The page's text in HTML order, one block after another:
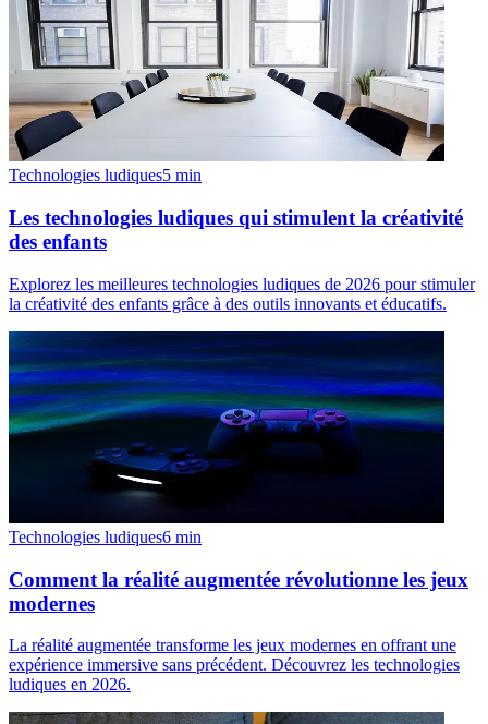
Technologies ludiques5 min
Les technologies ludiques qui stimulent la créativité
des enfants
Explorez les meilleures technologies ludiques de 2026 pour stimuler
la créativité des enfants grâce à des outils innovants et éducatifs.
Technologies ludiques6 min
Comment la réalité augmentée révolutionne les jeux
modernes
La réalité augmentée transforme les jeux modernes en offrant une
expérience immersive sans précédent. Découvrez les technologies
ludiques en 2026.